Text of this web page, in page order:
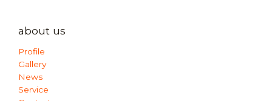
about us
Profile
Gallery
News
Service